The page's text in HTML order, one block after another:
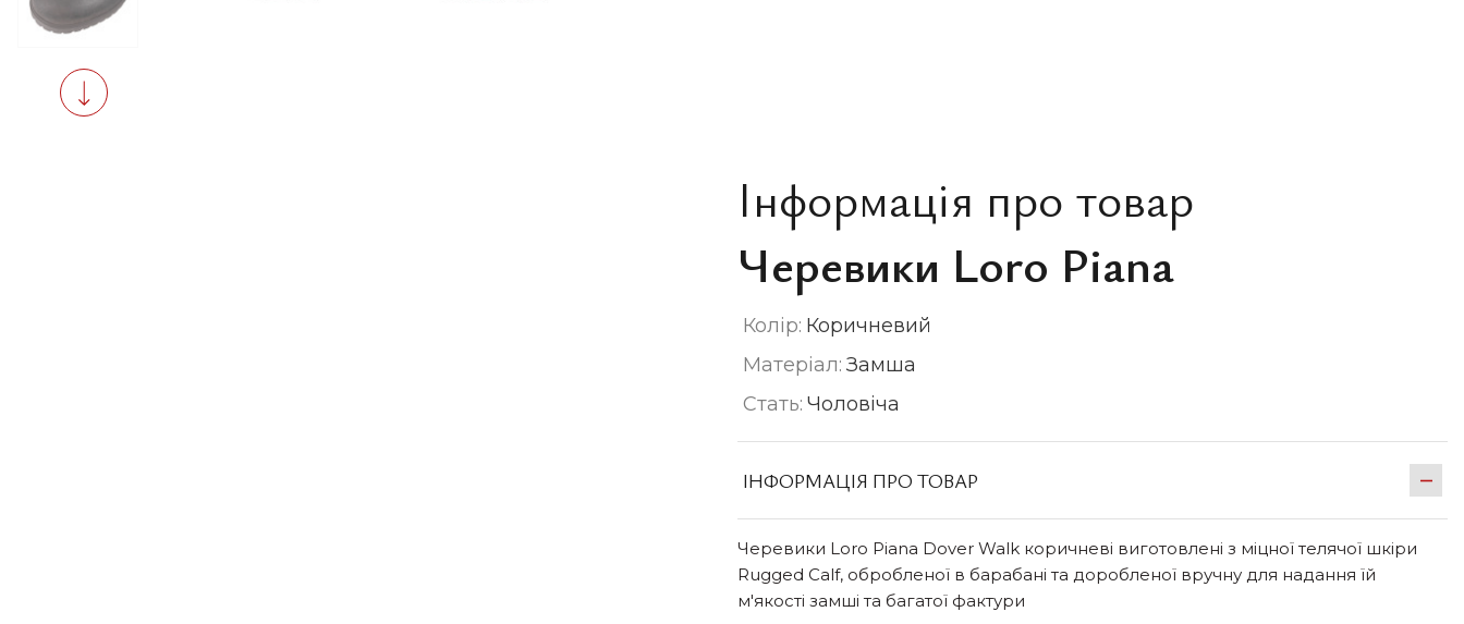
Інформація про товар
Черевики Loro Piana
Колір: Коричневий
Матеріал: Замша
Стать: Чоловіча
ІНФОРМАЦІЯ ПРО ТОВАР
Черевики Loro Piana Dover Walk коричневі виготовлені з міцної телячої шкіри
Rugged Calf, обробленої в барабані та доробленої вручну для надання їй
м'якості замші та багатої фактури